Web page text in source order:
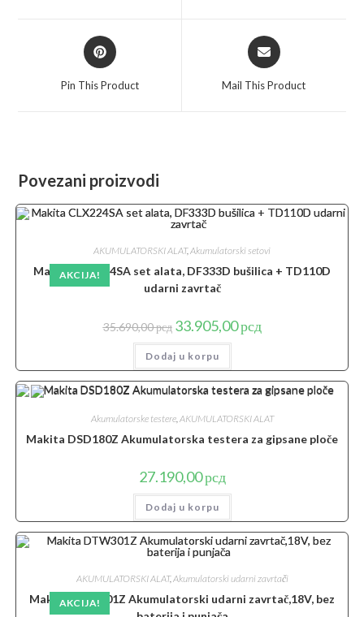
Opens
in
Pin This Product
Opens
in
Mail This Product
Povezani proizvodi
AKCIJA!
AKUMULATORSKI ALAT,Akumulatorski setovi
Makita CLX224SA set alata, DF333D bušilica + TD110D
udarni zavrtač
35.690,00рсд Originalna
cena
je
bila:
35.690,00 рсд.
33.905,00рсдTrenutna
cena
Dodaj u korpu
Akumulatorske testere, AKUMULATORSKI ALAT
Makita DSD180Z Akumulatorska testera za gipsane ploče
27.190,00рсд
Dodaj u korpu
AKCIJA!
AKUMULATORSKI ALAT,Akumulatorski udarni zavrtači
Makita DTW301Z Akumulatorski udarni zavrtač,18V, bez